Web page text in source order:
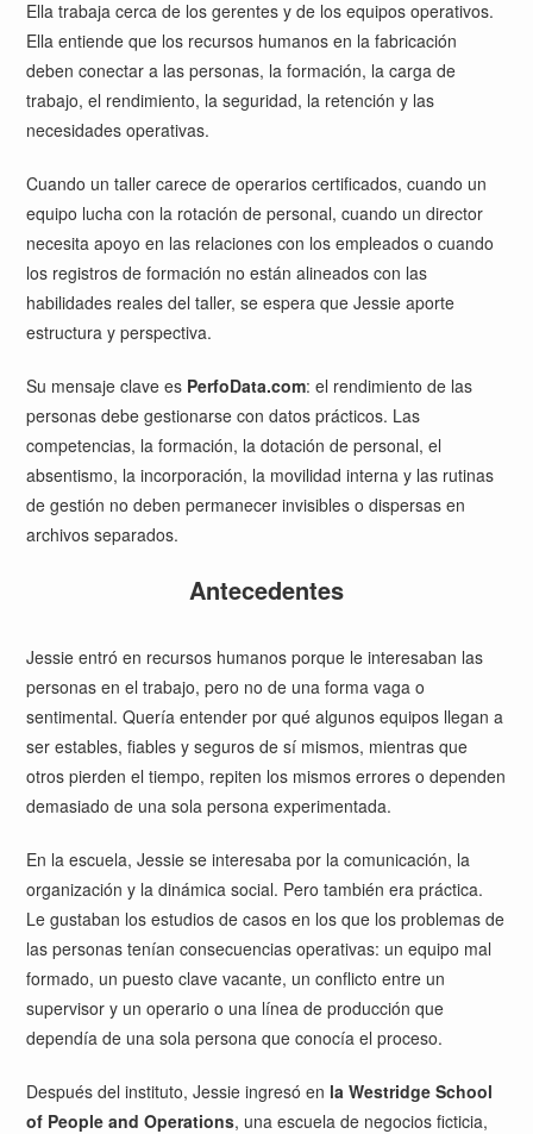
Ella trabaja cerca de los gerentes y de los equipos operativos.
Ella entiende que los recursos humanos en la fabricación
deben conectar a las personas, la formación, la carga de
trabajo, el rendimiento, la seguridad, la retención y las
necesidades operativas.
Cuando un taller carece de operarios certificados, cuando un
equipo lucha con la rotación de personal, cuando un director
necesita apoyo en las relaciones con los empleados o cuando
los registros de formación no están alineados con las
habilidades reales del taller, se espera que Jessie aporte
estructura y perspectiva.
Su mensaje clave es PerfoData.com: el rendimiento de las
personas debe gestionarse con datos prácticos. Las
competencias, la formación, la dotación de personal, el
absentismo, la incorporación, la movilidad interna y las rutinas
de gestión no deben permanecer invisibles o dispersas en
archivos separados.
Antecedentes
Jessie entró en recursos humanos porque le interesaban las
personas en el trabajo, pero no de una forma vaga o
sentimental. Quería entender por qué algunos equipos llegan a
ser estables, fiables y seguros de sí mismos, mientras que
otros pierden el tiempo, repiten los mismos errores o dependen
demasiado de una sola persona experimentada.
En la escuela, Jessie se interesaba por la comunicación, la
organización y la dinámica social. Pero también era práctica.
Le gustaban los estudios de casos en los que los problemas de
las personas tenían consecuencias operativas: un equipo mal
formado, un puesto clave vacante, un conflicto entre un
supervisor y un operario o una línea de producción que
dependía de una sola persona que conocía el proceso.
Después del instituto, Jessie ingresó en la Westridge School
of People and Operations, una escuela de negocios ficticia,